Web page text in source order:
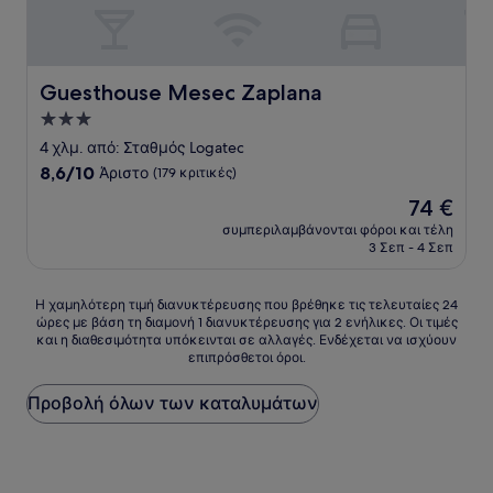
Guesthouse Mesec Zaplana
Guesthouse Mesec Zaplana
Κατάλυμα
με
3.0
4 χλμ. από: Σταθμός Logatec
8.6
8,6/10 Άριστο (179 κριτικές)
Η
τιμή
είναι
74 €
συμπεριλαμβάνονται φόροι και τέλη
3 Σεπ - 4 Σεπ
χαμηλότερη
τιμή
που
βρέθηκε
τις
Η χαμηλότερη τιμή διανυκτέρευσης που βρέθηκε τις τελευταίες 24
ώρες με βάση τη διαμονή 1 διανυκτέρευσης για 2 ενήλικες. Οι τιμές
και η διαθεσιμότητα υπόκεινται σε αλλαγές. Ενδέχεται να ισχύουν
επιπρόσθετοι όροι.
Προβολή όλων των καταλυμάτων